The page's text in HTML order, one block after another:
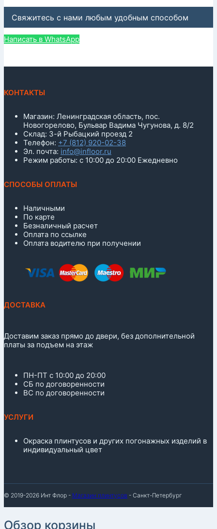
Свяжитесь с нами любым удобным способом
Написать в WhatsApp
КОНТАКТЫ
Магазин: Ленинградская область, пос.
Новогорелово, Бульвар Вадима Чугунова, д. 8/2
Склад: 3-й Рыбацкий проезд 2
Телефон: +7 (812) 920-02-38
Эл. почта: info@infloor.ru
Режим работы: с 10:00 до 20:00 Ежедневно
СПОСОБЫ ОПЛАТЫ
Наличными
По карте
Безналичный расчет
Оплата по ссылке
Оплата водителю при получении
ДОСТАВКА
Доставим заказ прямо до двери, без дополнительной
платы за подъем на этаж
ПН-ПТ с 10:00 до 20:00
СБ по договоренности
ВС по договоренности
УСЛУГИ
Окраска плинтусов и других погонажных изделий в
индивидуальный цвет
© 2019-2026 Инт Флор - Магазин плинтусов - Санкт-Петербург
Обзор корзины